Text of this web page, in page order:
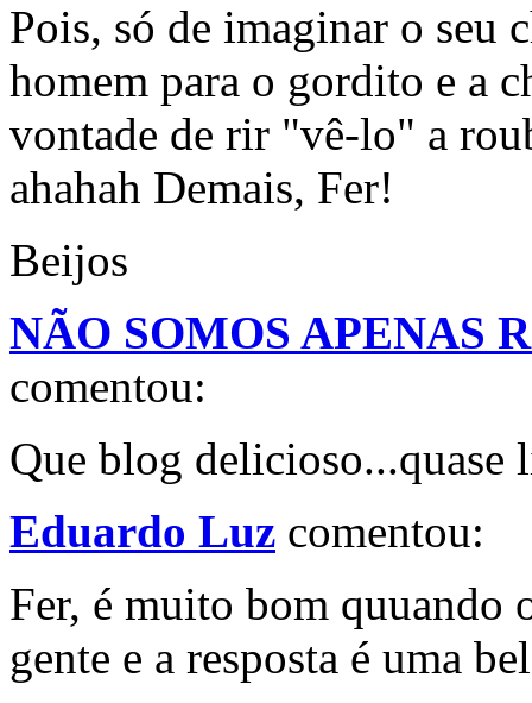
Pois, só de imaginar o seu
homem para o gordito e a
vontade de rir "vê-lo" a
ahahah Demais, Fer!
Beijos
NÃO SOMOS APENAS
comentou:
Que blog delicioso...quase
Eduardo Luz comentou:
Fer, é muito bom quuando
gente e a resposta é uma